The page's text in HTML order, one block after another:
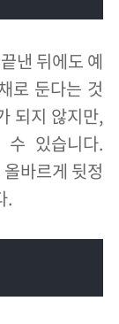
낸 뒤에도 예
로 둔다는 것
되지 않지만,
있습니다.
바르게 뒷정
.